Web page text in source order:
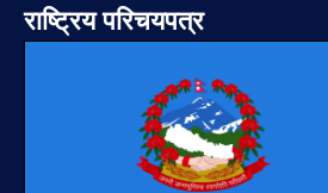
राष्ट्रिय परिचयपत्र